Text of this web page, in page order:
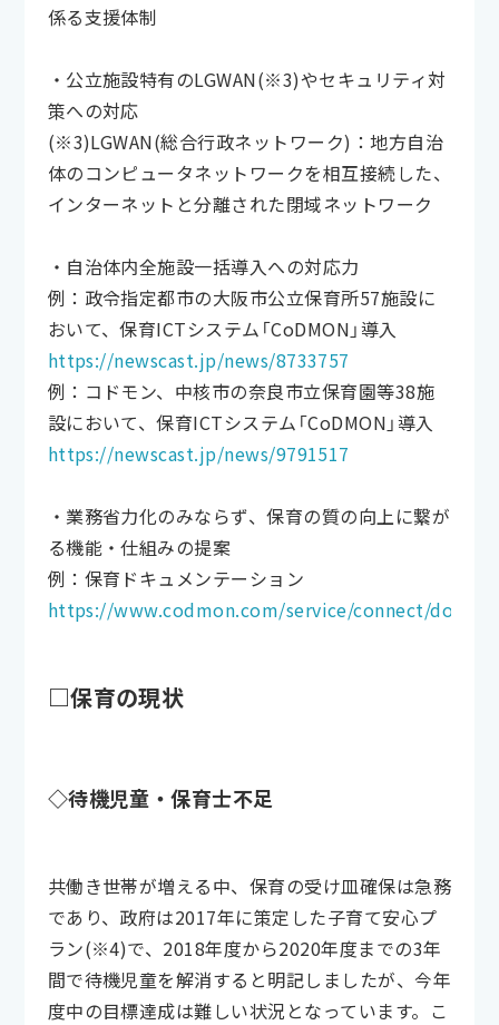
係る支援体制
・公立施設特有のLGWAN(※3)やセキュリティ対
策への対応
(※3)LGWAN(総合行政ネットワーク)：地方自治
体のコンピュータネットワークを相互接続した、
インターネットと分離された閉域ネットワーク
・自治体内全施設一括導入への対応力
例：政令指定都市の大阪市公立保育所57施設に
おいて、保育ICTシステム「CoDMON」導入
https://newscast.jp/news/8733757
例：コドモン、中核市の奈良市立保育園等38施
設において、保育ICTシステム「CoDMON」導入
https://newscast.jp/news/9791517
・業務省力化のみならず、保育の質の向上に繋が
る機能・仕組みの提案
例：保育ドキュメンテーション
https://www.codmon.com/service/connect/
□保育の現状
◇待機児童・保育士不足
共働き世帯が増える中、保育の受け皿確保は急務
であり、政府は2017年に策定した子育て安心プ
ラン(※4)で、2018年度から2020年度までの3年
間で待機児童を解消すると明記しましたが、今年
度中の目標達成は難しい状況となっています。こ